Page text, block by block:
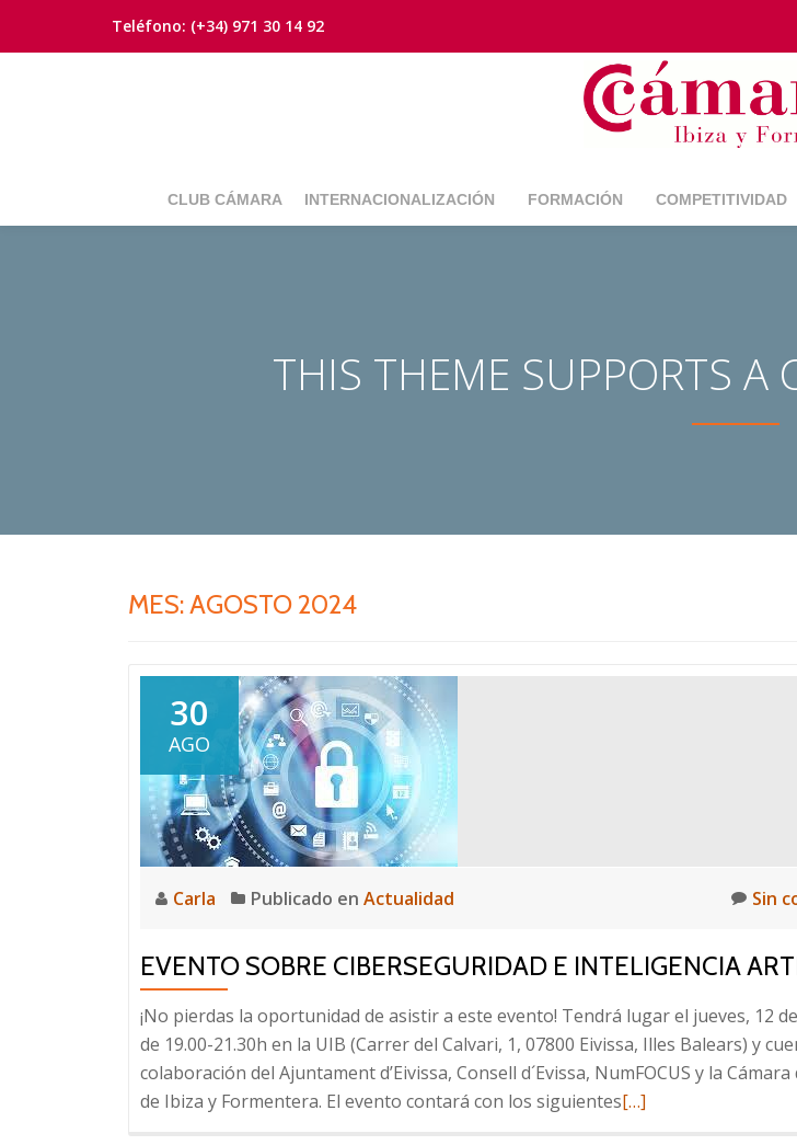
Saltar
Teléfono: (+34) 971 30 14 92
CLUB CÁMARA INTERNACIONALIZACIÓN FORMACIÓN COMPETITIVIDAD
THIS THEME SUPPORTS A
MES:AGOSTO 2024
30
AGO
Carla Publicado en Actualidad Sin
EVENTO SOBRE CIBERSEGURIDAD E INTELIGENCIA
¡No pierdas la oportunidad de asistir a este evento! Tendrá lugar el jueves, 12
de 19.00-21.30h en la UIB (Carrer del Calvari, 1, 07800 Eivissa, Illes Balears) y
colaboración del Ajuntament d’Eivissa, Consell d´Evissa, NumFOCUS y la
de Ibiza y Formentera. El evento contará con los siguientesLeer
[…]